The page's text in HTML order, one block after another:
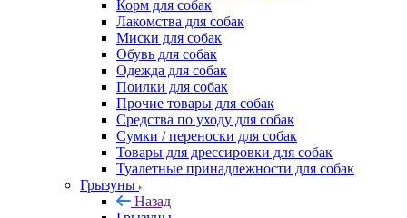
Корм для собак
Лакомства для собак
Миски для собак
Обувь для собак
Одежда для собак
Поилки для собак
Прочие товары для собак
Средства по уходу для собак
Сумки / переноски для собак
Товары для дрессировки для собак
Туалетные принадлежности для собак
Грызуны
Назад